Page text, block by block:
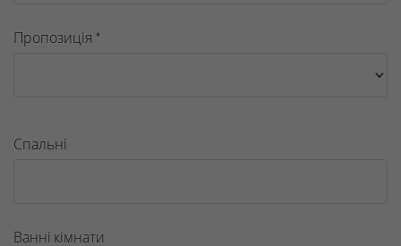
Пропозиція *
Спальні
Ванні кімнати